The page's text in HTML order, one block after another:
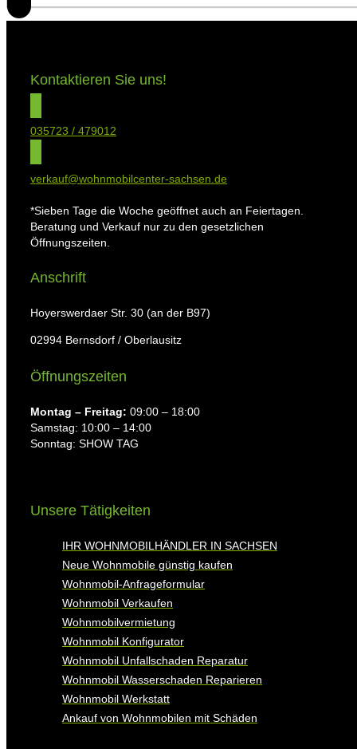
Kontaktieren Sie uns!
035723 / 479012
verkauf@wohnmobilcenter-sachsen.de
*Sieben Tage die Woche geöffnet auch an Feiertagen.
Beratung und Verkauf nur zu den gesetzlichen
Öffnungszeiten.
Anschrift
Hoyerswerdaer Str. 30 (an der B97)
02994 Bernsdorf / Oberlausitz
Öffnungszeiten
Montag ⁠– Freitag: 09:00 – 18:00
Samstag: 10:00 – 14:00
Sonntag: SHOW TAG
Unsere Tätigkeiten
IHR WOHNMOBILHÄNDLER IN SACHSEN
Neue Wohnmobile günstig kaufen
Wohnmobil-Anfrageformular
Wohnmobil Verkaufen
Wohnmobilvermietung
Wohnmobil Konfigurator
Wohnmobil Unfallschaden Reparatur
Wohnmobil Wasserschaden Reparieren
Wohnmobil Werkstatt
Ankauf von Wohnmobilen mit Schäden